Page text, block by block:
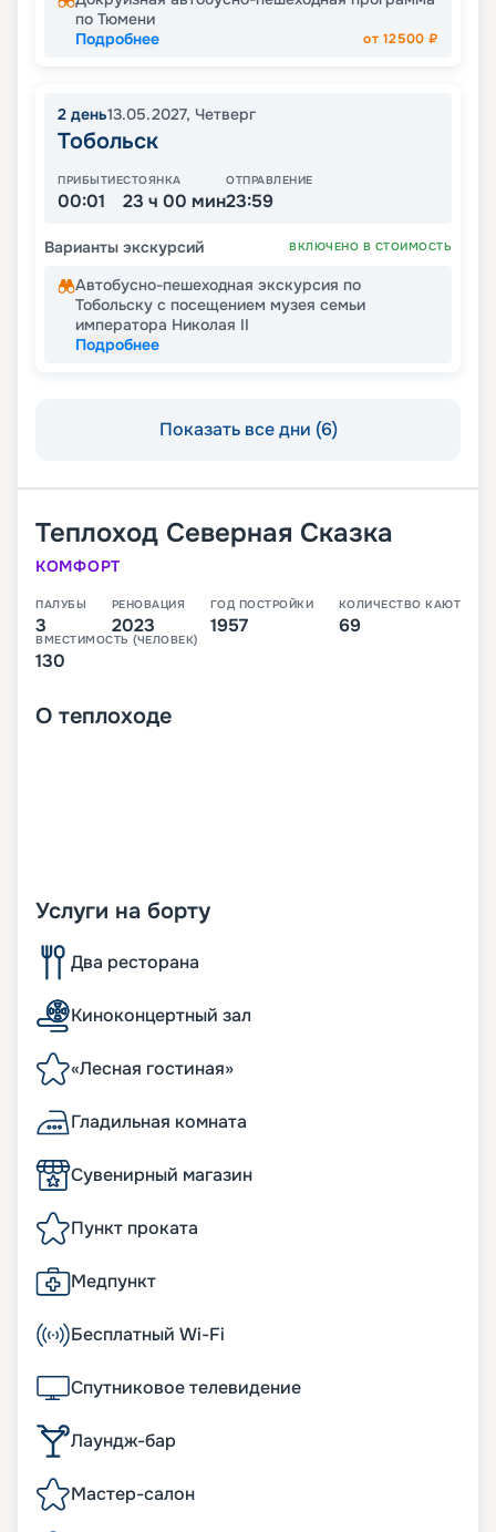
по Тюмени
Подробнее
от 12500 ₽
2 день13.05.2027, Четверг
Тобольск
ПРИБЫТИЕ
00:01
СТОЯНКА
23 ч 00 мин
ОТПРАВЛЕНИЕ
23:59
Варианты экскурсий ВКЛЮЧЕНО В СТОИМОСТЬ
Автобусно-пешеходная экскурсия по
Тобольску с посещением музея семьи
императора Николая II
Подробнее
Показать все дни (6)
Теплоход Северная Сказка
КОМФОРТ
ПАЛУБЫ
3
РЕНОВАЦИЯ
2023
ГОД ПОСТРОЙКИ
1957
КОЛИЧЕСТВО КАЮТ
69
ВМЕСТИМОСТЬ (ЧЕЛОВЕК)
130
О теплоходе
Услуги на борту
Два ресторана
Киноконцертный зал
«Лесная гостиная»
Гладильная комната
Сувенирный магазин
Пункт проката
Медпункт
Бесплатный Wi-Fi
Спутниковое телевидение
Лаундж-бар
Мастер-салон